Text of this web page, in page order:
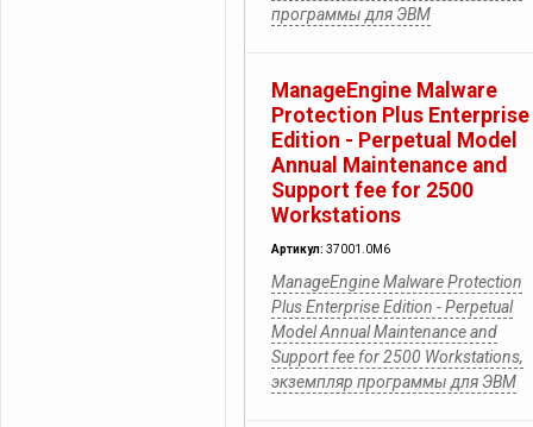
программы для ЭВМ
ManageEngine Malware
Protection Plus Enterprise
Edition - Perpetual Model
Annual Maintenance and
Support fee for 2500
Workstations
Артикул: 37001.0M6
ManageEngine Malware Protection
Plus Enterprise Edition - Perpetual
Model Annual Maintenance and
Support fee for 2500 Workstations,
экземпляр программы для ЭВМ